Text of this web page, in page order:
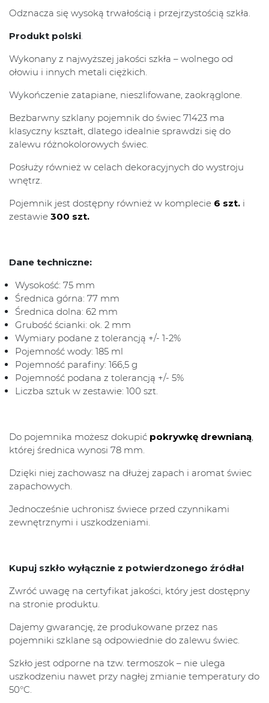
Odznacza się wysoką trwałością i przejrzystością szkła.
Produkt polski.
Wykonany z najwyższej jakości szkła – wolnego od
ołowiu i innych metali ciężkich.
Wykończenie zatapiane, nieszlifowane, zaokrąglone.
Bezbarwny szklany pojemnik do świec 71423 ma
klasyczny kształt, dlatego idealnie sprawdzi się do
zalewu różnokolorowych świec.
Posłuży również w celach dekoracyjnych do wystroju
wnętrz.
Pojemnik jest dostępny również w komplecie 6 szt. i
zestawie 300 szt.
Dane techniczne:
Wysokość: 75 mm
Średnica górna: 77 mm
Średnica dolna: 62 mm
Grubość ścianki: ok. 2 mm
Wymiary podane z tolerancją +/- 1-2%
Pojemność wody: 185 ml
Pojemność parafiny: 166,5 g
Pojemność podana z tolerancją +/- 5%
Liczba sztuk w zestawie: 100 szt.
Do pojemnika możesz dokupić pokrywkę drewnianą,
której średnica wynosi 78 mm.
Dzięki niej zachowasz na dłużej zapach i aromat świec
zapachowych.
Jednocześnie uchronisz świece przed czynnikami
zewnętrznymi i uszkodzeniami.
Kupuj szkło wyłącznie z potwierdzonego źródła!
Zwróć uwagę na certyfikat jakości, który jest dostępny
na stronie produktu.
Dajemy gwarancję, że produkowane przez nas
pojemniki szklane są odpowiednie do zalewu świec.
Szkło jest odporne na tzw. termoszok – nie ulega
uszkodzeniu nawet przy nagłej zmianie temperatury do
50°C.